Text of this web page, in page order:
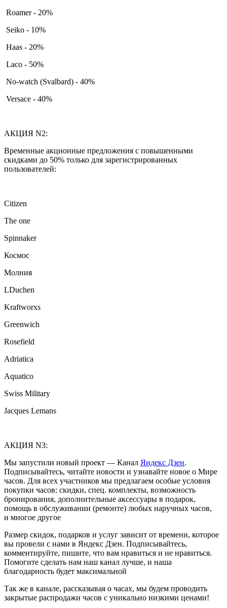
Roamer - 20%
Seiko - 10%
Haas - 20%
Laco - 50%
No-watch (Svalbard) - 40%
Versace - 40%
АКЦИЯ N2:
Временные акционные предложения с повышенными
скидками до 50% только для зарегистрированных
пользователей:
Citizen
The one
Spinnaker
Космос
Молния
LDuchen
Kraftworxs
Greenwich
Rosefield
Adriatica
Aquatico
Swiss Military
Jacques Lemans
АКЦИЯ N3:
Мы запустили новый проект — Канал Яндекс Дзен.
Подписывайтесь, читайте новости и узнавайте новое о Мире
часов. Для всех участников мы предлагаем особые условия
покупки часов: скидки, спец. комплекты, возможность
бронирования, дополнительные аксессуары в подарок,
помощь в обслуживании (ремонте) любых наручных часов,
и многое другое
Размер скидок, подарков и услуг зависит от времени, которое
вы провели с нами в Яндекс Дзен. Подписывайтесь,
комментируйте, пишите, что вам нравиться и не нравиться.
Помогите сделать нам наш канал лучше, и наша
благодарность будет максимальной
Так же в канале, рассказывая о часах, мы будем проводить
закрытые распродажи часов с уникально низкими ценами!